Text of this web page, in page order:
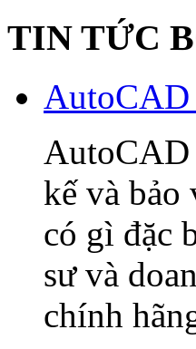
TIN TỨC
AutoCAD
AutoCAD
kế và
có gì đặc
sư và
chính